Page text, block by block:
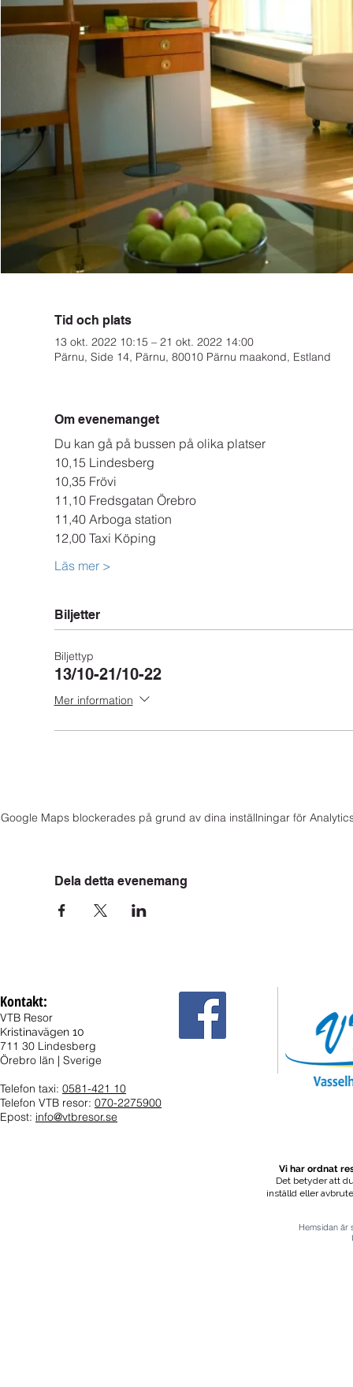
Tid och plats
13 okt. 2022 10:15 – 21 okt. 2022 14:00
Pärnu, Side 14, Pärnu, 80010 Pärnu maakond, Estland
Om evenemanget
Du kan gå på bussen på olika platser
10,15 Lindesberg
10,35 Frövi
11,10 Fredsgatan Örebro
11,40 Arboga station
12,00 Taxi Köping
Läs mer >
Biljetter
Biljettyp
13/10-21/10-22
Mer information
Google Maps blockerades på grund av dina inställningar för
Dela detta evenemang
Kontakt:
VTB Resor
Kristinavägen 10
711 30 Lindesberg
Örebro län | Sverige
Telefon taxi: 0581-421 10
Telefon VTB resor: 070-2275900
Epost: info@vtbresor.se
Vi har ordnat
Det betyder att
inställd eller
Hemsidan